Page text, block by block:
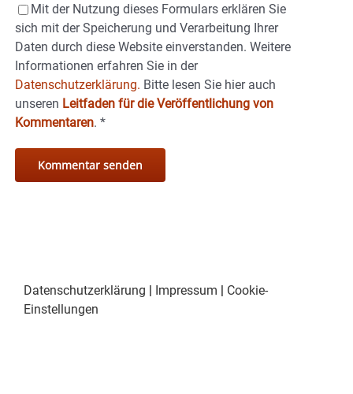
Mit der Nutzung dieses Formulars erklären Sie
sich mit der Speicherung und Verarbeitung Ihrer
Daten durch diese Website einverstanden. Weitere
Informationen erfahren Sie in der
Datenschutzerklärung. Bitte lesen Sie hier auch
unseren Leitfaden für die Veröffentlichung von
Kommentaren. *
Datenschutzerklärung | Impressum | Cookie-
Einstellungen